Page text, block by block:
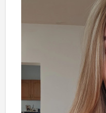
OBRÁZKY
ĽUDIA